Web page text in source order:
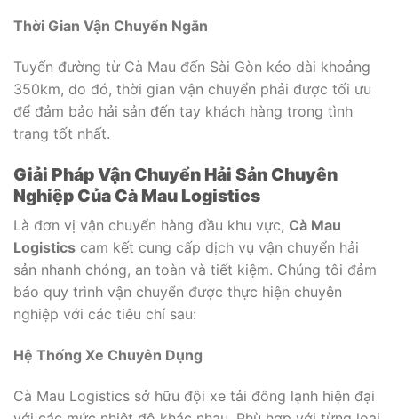
Thời Gian Vận Chuyển Ngắn
Tuyến đường từ Cà Mau đến Sài Gòn kéo dài khoảng
350km, do đó, thời gian vận chuyển phải được tối ưu
để đảm bảo hải sản đến tay khách hàng trong tình
trạng tốt nhất.
Giải Pháp Vận Chuyển Hải Sản Chuyên
Nghiệp Của Cà Mau Logistics
Là đơn vị vận chuyển hàng đầu khu vực, Cà Mau
Logistics cam kết cung cấp dịch vụ vận chuyển hải
sản nhanh chóng, an toàn và tiết kiệm. Chúng tôi đảm
bảo quy trình vận chuyển được thực hiện chuyên
nghiệp với các tiêu chí sau:
Hệ Thống Xe Chuyên Dụng
Cà Mau Logistics sở hữu đội xe tải đông lạnh hiện đại